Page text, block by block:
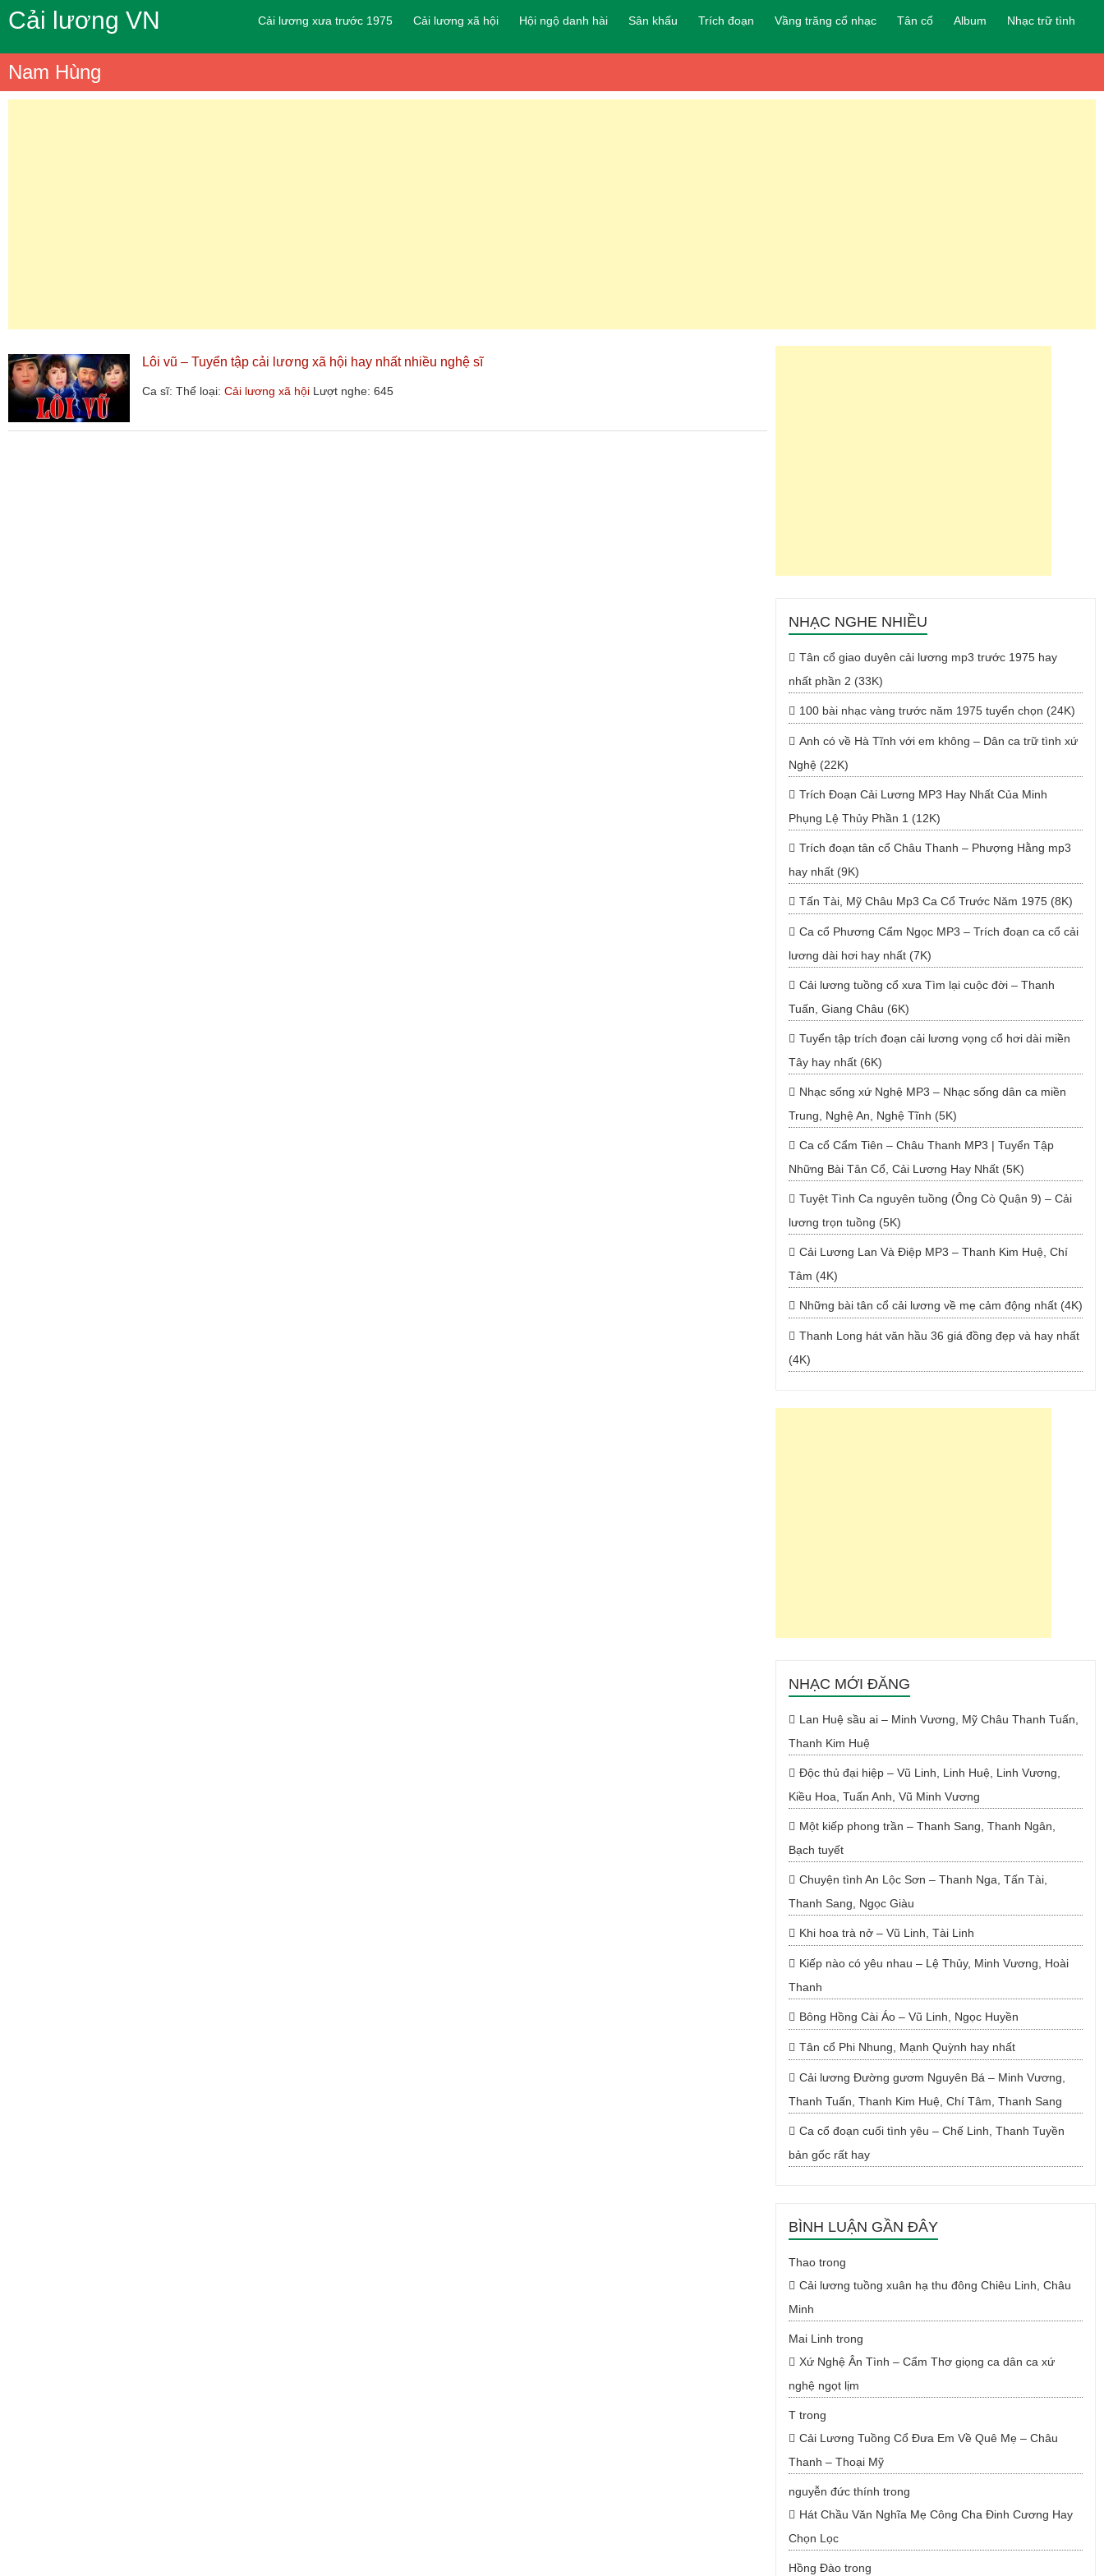
Cải lương VN Cải lương xưa trước 1975 Cải lương xã hội Hội ngộ danh hài Sân khấu Trích đoạn Vầng trăng cổ nhạc Tân cổ Album Nhạc trữ tình
Nam Hùng
Lôi vũ – Tuyển tập cải lương xã hội hay nhất nhiều nghệ sĩ
Ca sĩ: Thể loại: Cải lương xã hội Lượt nghe: 645
NHẠC NGHE NHIỀU
Tân cổ giao duyên cải lương mp3 trước 1975 hay
nhất phần 2 (33K)
100 bài nhạc vàng trước năm 1975 tuyển chọn (24K)
Anh có về Hà Tĩnh với em không – Dân ca trữ tình xứ
Nghệ (22K)
Trích Đoạn Cải Lương MP3 Hay Nhất Của Minh
Phụng Lệ Thủy Phần 1 (12K)
Trích đoạn tân cổ Châu Thanh – Phượng Hằng mp3
hay nhất (9K)
Tấn Tài, Mỹ Châu Mp3 Ca Cổ Trước Năm 1975 (8K)
Ca cổ Phương Cẩm Ngọc MP3 – Trích đoạn ca cổ cải
lương dài hơi hay nhất (7K)
Cải lương tuồng cổ xưa Tìm lại cuộc đời – Thanh
Tuấn, Giang Châu (6K)
Tuyển tập trích đoạn cải lương vọng cổ hơi dài miền
Tây hay nhất (6K)
Nhạc sống xứ Nghệ MP3 – Nhạc sống dân ca miền
Trung, Nghệ An, Nghệ Tĩnh (5K)
Ca cổ Cẩm Tiên – Châu Thanh MP3 | Tuyển Tập
Những Bài Tân Cổ, Cải Lương Hay Nhất (5K)
Tuyệt Tình Ca nguyên tuồng (Ông Cò Quận 9) – Cải
lương trọn tuồng (5K)
Cải Lương Lan Và Điệp MP3 – Thanh Kim Huệ, Chí
Tâm (4K)
Những bài tân cổ cải lương về mẹ cảm động nhất (4K)
Thanh Long hát văn hầu 36 giá đồng đẹp và hay nhất
(4K)
NHẠC MỚI ĐĂNG
Lan Huệ sầu ai – Minh Vương, Mỹ Châu Thanh Tuấn,
Thanh Kim Huệ
Độc thủ đại hiệp – Vũ Linh, Linh Huệ, Linh Vương,
Kiều Hoa, Tuấn Anh, Vũ Minh Vương
Một kiếp phong trần – Thanh Sang, Thanh Ngân,
Bạch tuyết
Chuyện tình An Lộc Sơn – Thanh Nga, Tấn Tài,
Thanh Sang, Ngọc Giàu
Khi hoa trà nở – Vũ Linh, Tài Linh
Kiếp nào có yêu nhau – Lệ Thủy, Minh Vương, Hoài
Thanh
Bông Hồng Cài Áo – Vũ Linh, Ngọc Huyền
Tân cổ Phi Nhung, Mạnh Quỳnh hay nhất
Cải lương Đường gươm Nguyên Bá – Minh Vương,
Thanh Tuấn, Thanh Kim Huệ, Chí Tâm, Thanh Sang
Ca cổ đoạn cuối tình yêu – Chế Linh, Thanh Tuyền
bản gốc rất hay
BÌNH LUẬN GẦN ĐÂY
Thaotrong
Cải lương tuồng xuân hạ thu đông Chiêu Linh, Châu
Minh
Mai Linh trong
Xứ Nghệ Ân Tình – Cẩm Thơ giọng ca dân ca xứ
nghệ ngọt lịm
Ttrong
Cải Lương Tuồng Cổ Đưa Em Về Quê Mẹ – Châu
Thanh – Thoại Mỹ
nguyễn đức thính trong
Hát Chầu Văn Nghĩa Mẹ Công Cha Đinh Cương Hay
Chọn Lọc
Hồng Đàotrong